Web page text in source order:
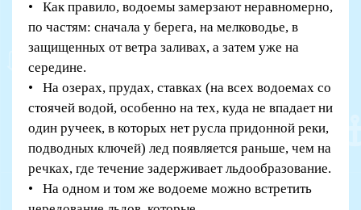
• Как правило, водоемы замерзают неравномерно,
по частям: сначала у берега, на мелководье, в
защищенных от ветра заливах, а затем уже на
середине.
• На озерах, прудах, ставках (на всех водоемах со
стоячей водой, особенно на тех, куда не впадает ни
один ручеек, в которых нет русла придонной реки,
подводных ключей) лед появляется раньше, чем на
речках, где течение задерживает льдообразование.
• На одном и том же водоеме можно встретить